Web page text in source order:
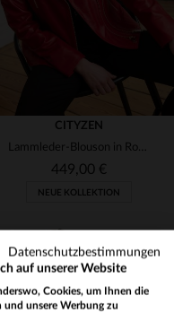
GRÖSSEN
CITYZEN
Lammleder-Blouson in Rot mit goldenen Details - femininer Biker-Stil.
449,00 €
NEUE KOLLEKTION
Datenschutzbestimmungen
auf unserer Website
Cookies, um Ihnen die
und unsere Werbung zu